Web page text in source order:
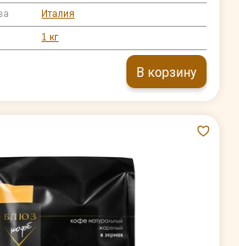
Италия
1 кг
В корзину